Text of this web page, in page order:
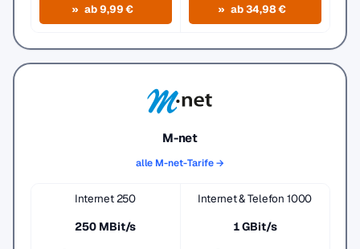
ab 9,99 € ab 34,98 €
M-net
alle M-net-Tarife →
Internet 250
250 MBit/s
Internet & Telefon 1000
1 GBit/s